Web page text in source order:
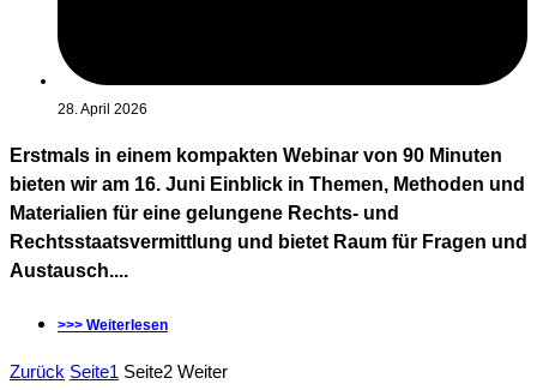
28. April 2026
Erstmals in einem kompakten Webinar von 90 Minuten
bieten wir am 16. Juni Einblick in Themen, Methoden und
Materialien für eine gelungene Rechts- und
Rechtsstaatsvermittlung und bietet Raum für Fragen und
Austausch....
>>> Weiterlesen
Zurück Seite1 Seite2 Weiter